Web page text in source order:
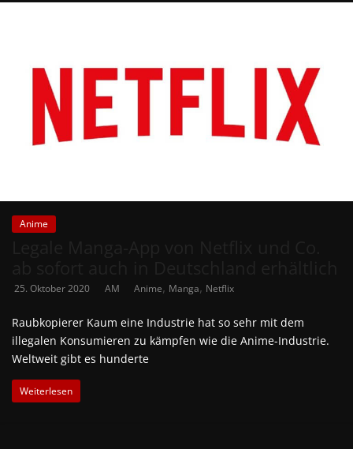
Anime
25. Oktober 2020 AM Anime, Manga, Netflix
Raubkopierer Kaum eine Industrie hat so sehr mit dem
illegalen Konsumieren zu kämpfen wie die Anime-Industrie.
Weltweit gibt es hunderte
Weiterlesen